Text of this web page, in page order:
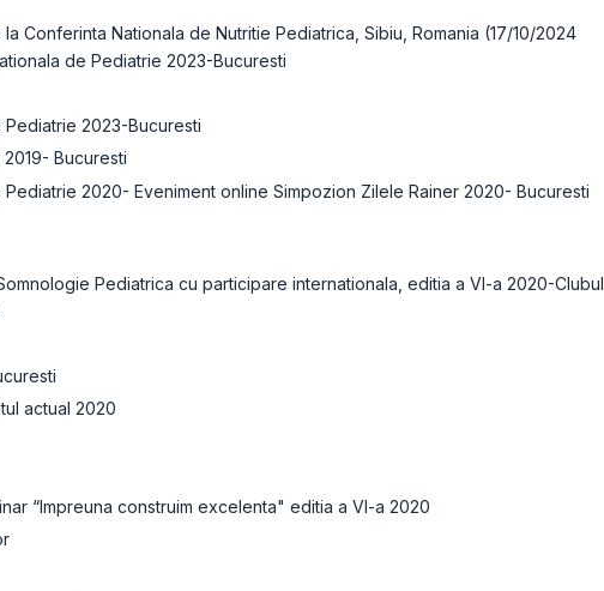
Conferinta Nationala de Nutritie Pediatrica, Sibiu, Romania (17/10/2024
de Pediatrie 2023-Bucuresti
2023-Bucuresti
Bucuresti
2020- Eveniment online Simpozion Zilele Rainer 2020- Bucuresti
Pediatrica cu participare internationala, editia a VI-a 2020-Clubul
actual 2020
“Impreuna construim excelenta" editia a VI-a 2020